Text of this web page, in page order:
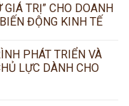
GIÁ TRỊ” CHO DOANH
ĐỘNG KINH TẾ
PHÁT TRIỂN VÀ
LỰC DÀNH CHO